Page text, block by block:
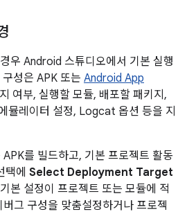
우 Android 스튜디오에서 기본 실행
성은 APK 또는 Android App
여부, 실행할 모듈, 배포할 패키지,
뮬레이터 설정, Logcat 옵션 등을 지
를 빌드하고, 기본 프로젝트 활동
에 Select Deployment Target
본 설정이 프로젝트 또는 모듈에 적
그 구성을 맞춤설정하거나 프로젝